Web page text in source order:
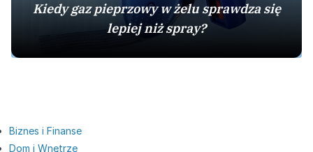
Kiedy gaz pieprzowy w żelu sprawdza się
lepiej niż spray?
Biznes i Finanse
Dom i Wnętrze